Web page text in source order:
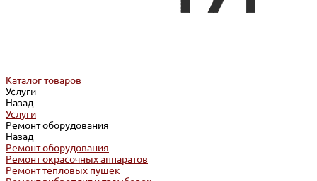
Каталог товаров
Услуги
Назад
Услуги
Ремонт оборудования
Назад
Ремонт оборудования
Ремонт окрасочных аппаратов
Ремонт тепловых пушек